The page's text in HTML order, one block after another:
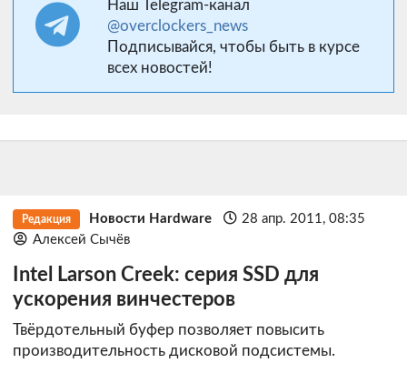
Наш Telegram-канал
@overclockers_news
Подписывайся, чтобы быть в курсе
всех новостей!
Редакция Новости Hardware
28 апр. 2011, 08:35
Алексей Сычёв
Intel Larson Creek: серия SSD для
ускорения винчестеров
Твёрдотельный буфер позволяет повысить
производительность дисковой подсистемы.